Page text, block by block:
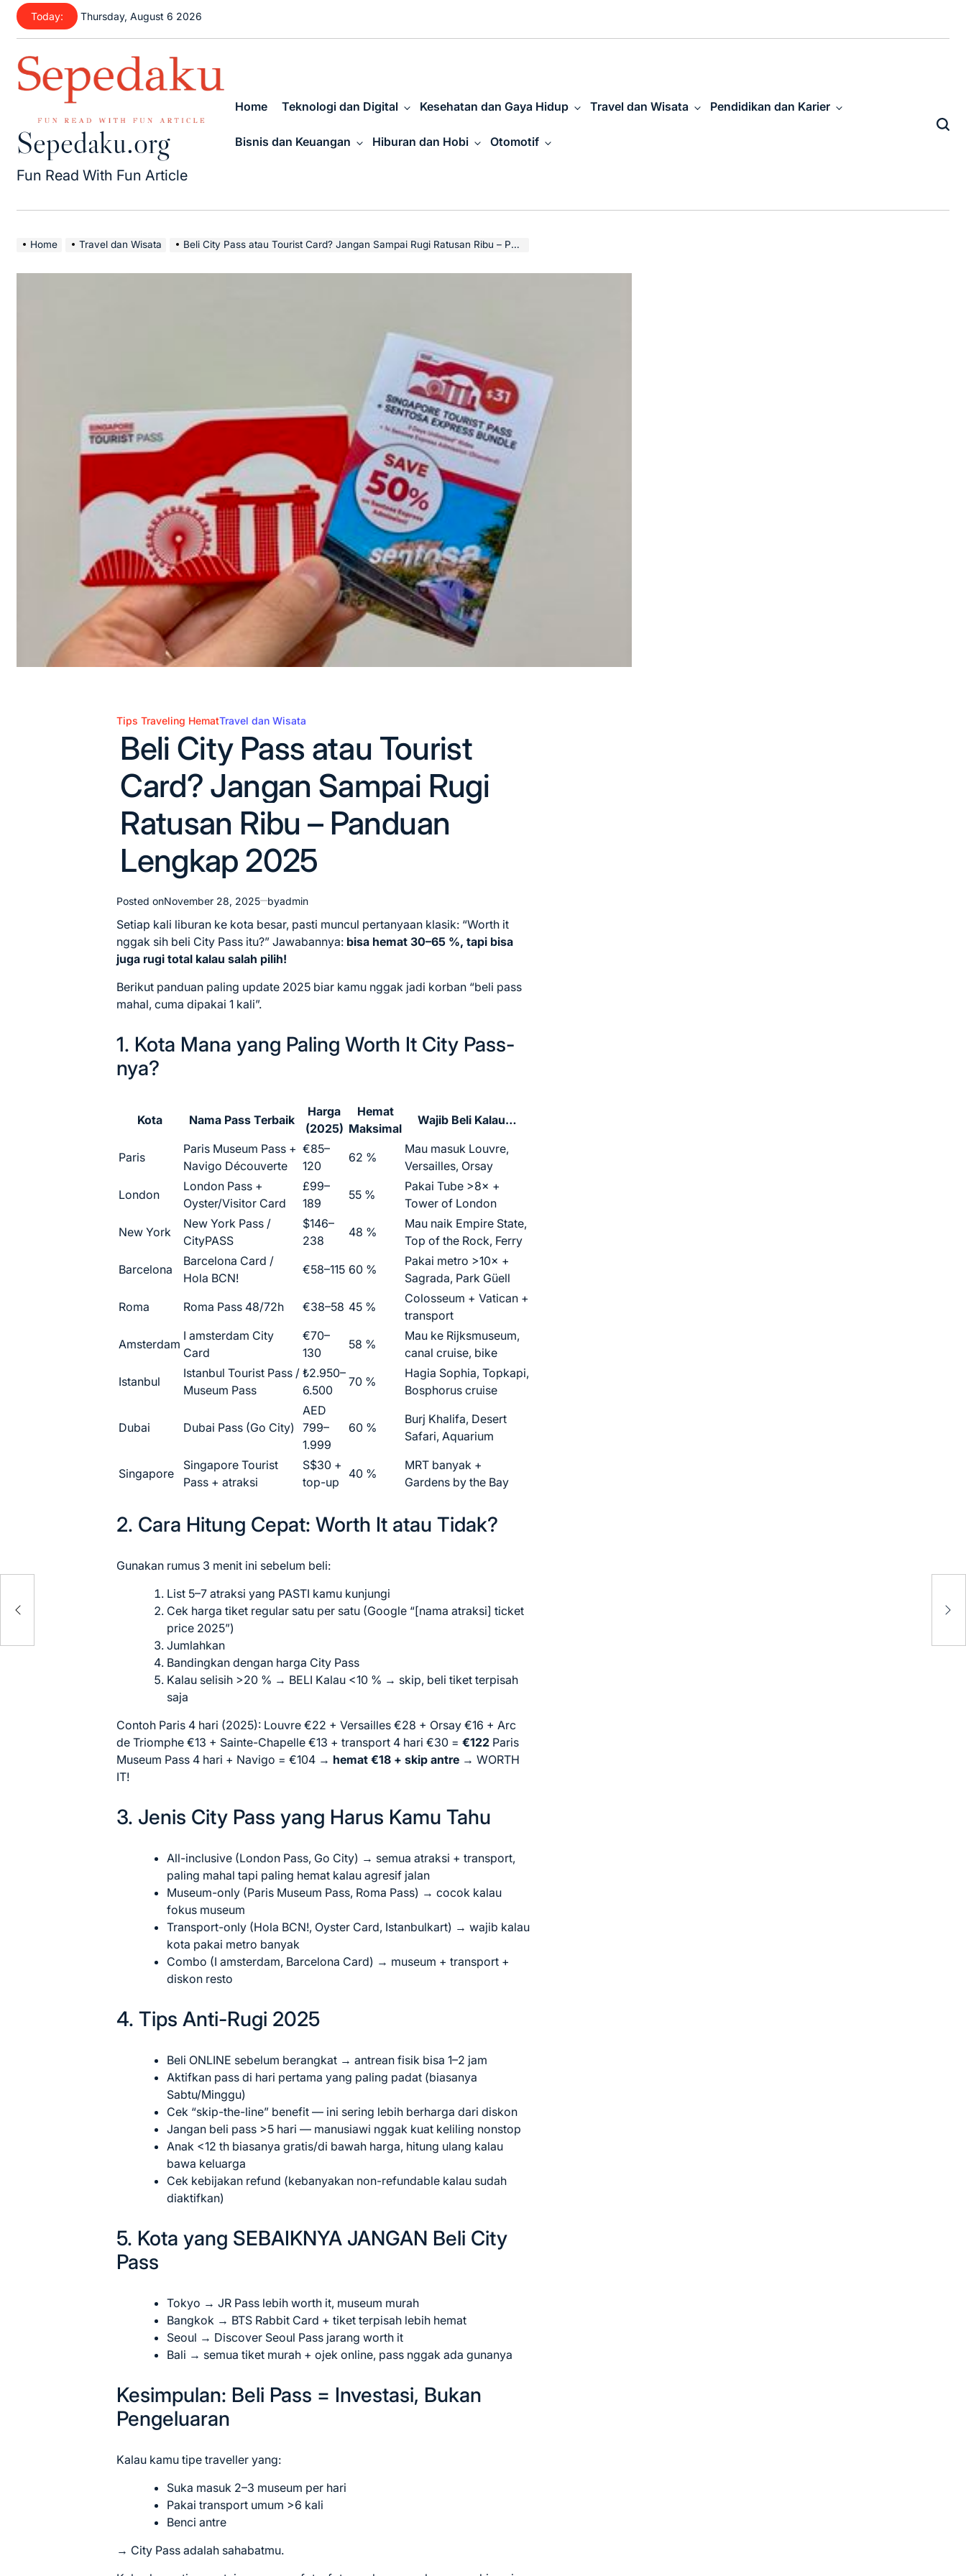
Skip
content
Today: Thursday, August 6 2026
Sepedaku.org
Fun Read With Fun Article
Home Teknologi dan Digital Kesehatan dan Gaya Hidup Travel dan Wisata Pendidikan dan Karier
Bisnis dan Keuangan Hiburan dan Hobi Otomotif
Home Travel dan Wisata Beli City Pass atau Tourist Card? Jangan Sampai Rugi Ratusan Ribu – Panduan Lengkap 2025
Posted
Tips Traveling HematTravel dan Wisata
Beli City Pass atau Tourist
Card? Jangan Sampai Rugi
Ratusan Ribu – Panduan
Lengkap 2025
Posted onNovember 28, 2025 byadmin
Setiap kali liburan ke kota besar, pasti muncul pertanyaan klasik: “Worth it
nggak sih beli City Pass itu?” Jawabannya: bisa hemat 30–65 %, tapi bisa
juga rugi total kalau salah pilih!
Berikut panduan paling update 2025 biar kamu nggak jadi korban “beli pass
mahal, cuma dipakai 1 kali”.
1. Kota Mana yang Paling Worth It City Pass-
nya?
Kota Nama Pass Terbaik
Harga
(2025)
Hemat
Maksimal
Wajib Beli Kalau…
Paris
Paris Museum Pass +
Navigo Découverte
€85–
120
62 %
Mau masuk Louvre,
Versailles, Orsay
London
London Pass +
Oyster/Visitor Card
£99–
189
55 %
Pakai Tube >8× +
Tower of London
New York
New York Pass /
CityPASS
$146–
238
48 %
Mau naik Empire State,
Top of the Rock, Ferry
Barcelona
Barcelona Card /
Hola BCN!
€58–115 60 %
Pakai metro >10× +
Sagrada, Park Güell
Roma
Roma Pass 48/72h €38–58 45 %
Colosseum + Vatican +
transport
Amsterdam
I amsterdam City
Card
€70–
130
58 %
Mau ke Rijksmuseum,
canal cruise, bike
Istanbul
Istanbul Tourist Pass /
Museum Pass
₺2.950–
6.500
70 %
Hagia Sophia, Topkapi,
Bosphorus cruise
Dubai Dubai Pass (Go City)
AED
799–
1.999
60 %
Burj Khalifa, Desert
Safari, Aquarium
Singapore
Singapore Tourist
Pass + atraksi
S$30 +
top-up
40 %
MRT banyak +
Gardens by the Bay
2. Cara Hitung Cepat: Worth It atau Tidak?
Gunakan rumus 3 menit ini sebelum beli:
List 5–7 atraksi yang PASTI kamu kunjungi
Cek harga tiket regular satu per satu (Google “[nama atraksi] ticket
price 2025”)
Jumlahkan
Bandingkan dengan harga City Pass
Kalau selisih >20 % → BELI Kalau <10 % → skip, beli tiket terpisah
saja
Contoh Paris 4 hari (2025): Louvre €22 + Versailles €28 + Orsay €16 + Arc
de Triomphe €13 + Sainte-Chapelle €13 + transport 4 hari €30 =€122 Paris
Museum Pass 4 hari + Navigo = €104 → hemat €18 + skip antre → WORTH
IT!
3. Jenis City Pass yang Harus Kamu Tahu
All-inclusive (London Pass, Go City) → semua atraksi + transport,
paling mahal tapi paling hemat kalau agresif jalan
Museum-only (Paris Museum Pass, Roma Pass) → cocok kalau
fokus museum
Transport-only (Hola BCN!, Oyster Card, Istanbulkart) → wajib kalau
kota pakai metro banyak
Combo (I amsterdam, Barcelona Card) → museum + transport +
diskon resto
4. Tips Anti-Rugi 2025
Beli ONLINE sebelum berangkat → antrean fisik bisa 1–2 jam
Aktifkan pass di hari pertama yang paling padat (biasanya
Sabtu/Minggu)
Cek “skip-the-line” benefit — ini sering lebih berharga dari diskon
Jangan beli pass >5 hari — manusiawi nggak kuat keliling nonstop
Anak <12 th biasanya gratis/di bawah harga, hitung ulang kalau
bawa keluarga
Cek kebijakan refund (kebanyakan non-refundable kalau sudah
diaktifkan)
5. Kota yang SEBAIKNYA JANGAN Beli City
Pass
Tokyo → JR Pass lebih worth it, museum murah
Bangkok → BTS Rabbit Card + tiket terpisah lebih hemat
Seoul → Discover Seoul Pass jarang worth it
Bali → semua tiket murah + ojek online, pass nggak ada gunanya
Kesimpulan: Beli Pass = Investasi, Bukan
Pengeluaran
Kalau kamu tipe traveller yang:
Suka masuk 2–3 museum per hari
Pakai transport umum >6 kali
Benci antre
→ City Pass adalah sahabatmu.